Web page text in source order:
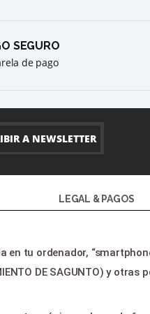
SEGURO
de pago
LEGAL & PAGOS
Aviso legal
Política de
en tu ordenador,
DE SAGUNTO) y otras